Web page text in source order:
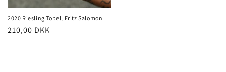
2020 Riesling Tobel, Fritz Salomon
Normalpris
210,00 DKK